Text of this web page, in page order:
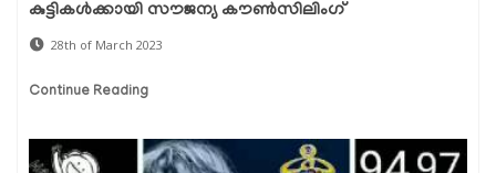
കുട്ടികൾക്കായി സൗജന്യ കൗണ്‍സിലിംഗ്
28th of March 2023
Continue Reading